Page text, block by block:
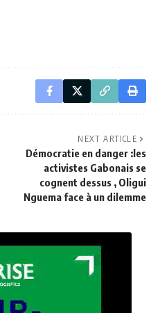
NEXT ARTICLE
Démocratie en danger :les
activistes Gabonais se
cognent dessus , Oligui
Nguema face à un dilemme